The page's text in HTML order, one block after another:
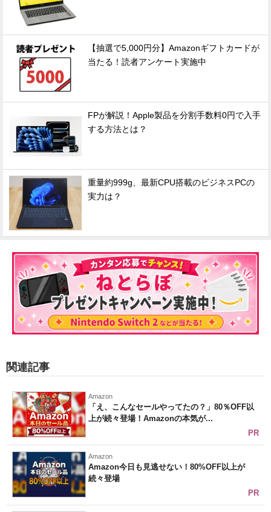
【抽選で5,000円分】Amazonギフトカードが
当たる！読者アンケート実施中
FPが解説！Apple製品を分割手数料0円で入手
する方法とは？
重量約999g、最新CPU搭載のビジネスPCの
実力は？
関連記事
Amazon
「え、こんなセールやってたの？」80％OFF以
上が続々登場！Amazonの本気が...
PR
Amazon
Amazon今日も見逃せない！80%OFF以上が
続々登場
PR